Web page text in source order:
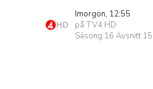
Imorgon, 12:55
på TV4 HD
Säsong 16 Avsnitt 15